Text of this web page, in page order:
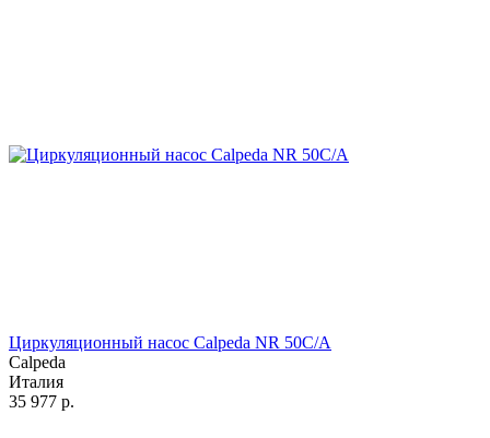
Циркуляционный насос Calpeda NR 50C/A
Calpeda
Италия
35 977 р.